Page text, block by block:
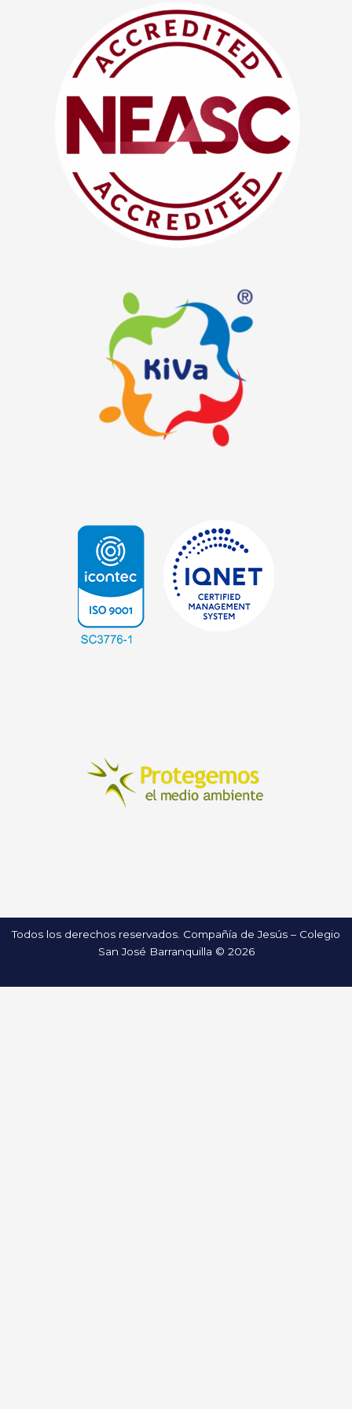
Todos los derechos reservados. Compañía de Jesús – Colegio
San José Barranquilla © 2026